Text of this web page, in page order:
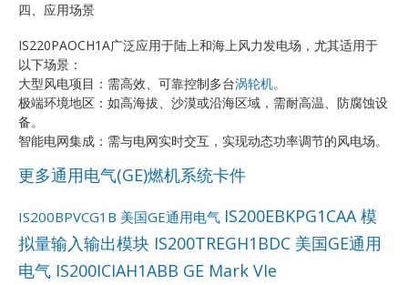
四、应用场景
IS220PAOCH1A广泛应用于陆上和海上风力发电场，尤其适用于
以下场景：
大型风电项目：需高效、可靠控制多台涡轮机。
极端环境地区：如高海拔、沙漠或沿海区域，需耐高温、防腐蚀设
备。
智能电网集成：需与电网实时交互，实现动态功率调节的风电场。
更多通用电气(GE)燃机系统卡件
IS200BPVCG1B 美国GE通用电气 IS200EBKPG1CAA 模
拟量输入输出模块 IS200TREGH1BDC 美国GE通用
电气 IS200ICIAH1ABB GE Mark VIe